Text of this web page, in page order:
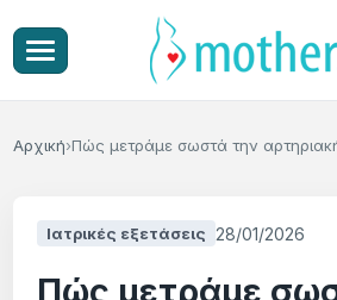
Αρχική Πώς μετράμε σωστά την
Ιατρικές εξετάσεις 28/01/2026
Πώς μετράμε